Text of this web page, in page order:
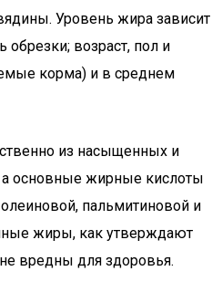
Уровень жира зависит
обрезки; возраст, пол и
корма) и в среднем
из насыщенных и
основные жирные кислоты
пальмитиновой и
жиры, как утверждают
вредны для здоровья.